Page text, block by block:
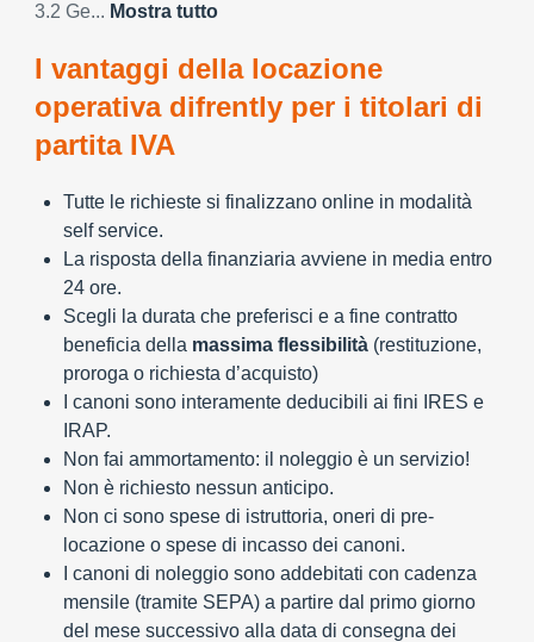
3.2 Ge... Mostra tutto
I vantaggi della locazione
operativa difrently per i titolari di
partita IVA
Tutte le richieste si finalizzano online in modalità
self service.
La risposta della finanziaria avviene in media entro
24 ore.
Scegli la durata che preferisci e a fine contratto
beneficia della massima flessibilità (restituzione,
proroga o richiesta d’acquisto)
I canoni sono interamente deducibili ai fini IRES e
IRAP.
Non fai ammortamento: il noleggio è un servizio!
Non è richiesto nessun anticipo.
Non ci sono spese di istruttoria, oneri di pre-
locazione o spese di incasso dei canoni.
I canoni di noleggio sono addebitati con cadenza
mensile (tramite SEPA) a partire dal primo giorno
del mese successivo alla data di consegna dei